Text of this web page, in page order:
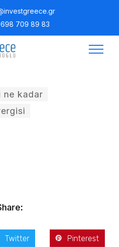
709 89 83
ne kadar
Twitter Pinterest